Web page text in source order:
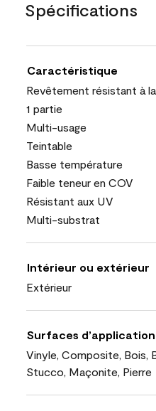
Spécifications
Caractéristique
Revêtement résistant à
1 partie
Multi-usage
Teintable
Basse température
Faible teneur en COV
Résistant aux UV
Multi-substrat
Intérieur ou extérieur
Extérieur
Surfaces
Vinyle, Composite, Bois,
Stucco, Maçonite, Pierre